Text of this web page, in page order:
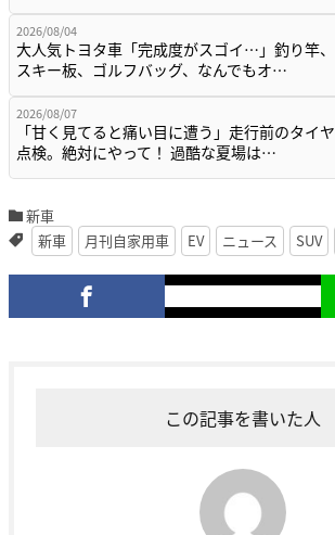
2026/08/04
大人気トヨタ車「完成度がスゴイ…」釣り竿、
スキー板、ゴルフバッグ、なんでもオ…
2026/08/07
「甘く見てると痛い目に遭う」走行前のタイヤ
点検。絶対にやって！ 過酷な夏場は…
新車
新車
月刊自家用車 EV ニュース SUV
この記事を書いた人